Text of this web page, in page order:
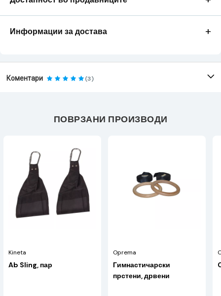
Информации за достава +
Коментари (3)
ПОВРЗАНИ ПРОИЗВОДИ
Kineta
Ab Sling, пар
Oprema
Гимнастичарски
прстени, дрвени